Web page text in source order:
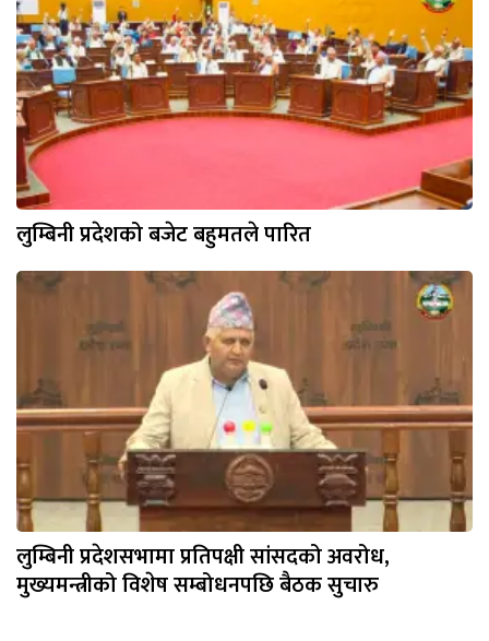
लुम्बिनी प्रदेशको बजेट बहुमतले पारित
लुम्बिनी प्रदेशसभामा प्रतिपक्षी सांसदको अवरोध,
मुख्यमन्त्रीको विशेष सम्बोधनपछि बैठक सुचारु